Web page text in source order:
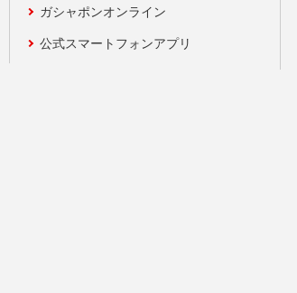
ガシャポンオンライン
公式スマートフォンアプリ